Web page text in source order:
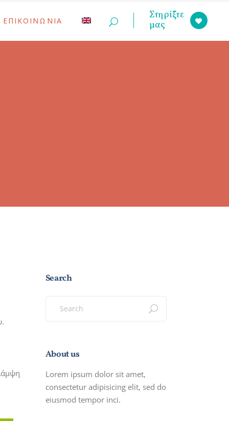
ΕΠΙΚΟΙΝΩΝΙΑ
Στηρίξτε
μας
Search
for:
About us
Lorem ipsum dolor sit amet,
consectetur adipisicing elit, sed do
eiusmod tempor inci.